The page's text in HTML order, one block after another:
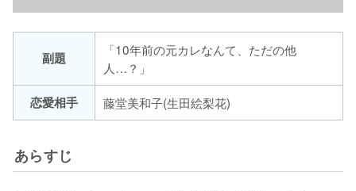
副題
「10年前の元カレなんて、ただの他
人…？」
恋愛相手
藤堂美和子(生田絵梨花)
あらすじ